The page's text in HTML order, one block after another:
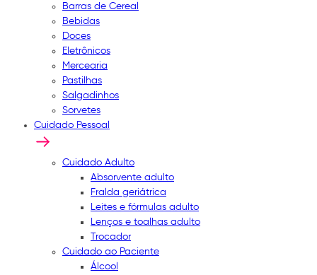
Barras de Cereal
Bebidas
Doces
Eletrônicos
Mercearia
Pastilhas
Salgadinhos
Sorvetes
Cuidado Pessoal
Cuidado Adulto
Absorvente adulto
Fralda geriátrica
Leites e fórmulas adulto
Lenços e toalhas adulto
Trocador
Cuidado ao Paciente
Álcool